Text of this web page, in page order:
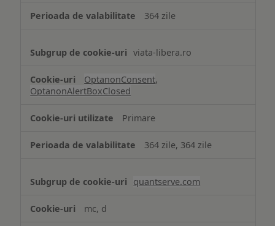
364 zile
viata-libera.ro
OptanonConsent,
OptanonAlertBoxClosed
Primare
364 zile, 364 zile
quantserve.com
mc, d